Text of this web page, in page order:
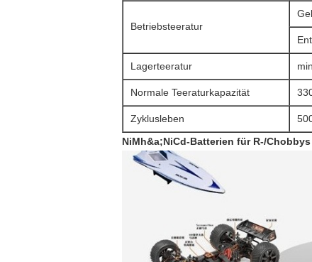
Betriebsteeratur
Lagerteeratur
Normale Teeraturkapazität
Zyklusleben
NiMh&a;NiCd-Batterien für R-/